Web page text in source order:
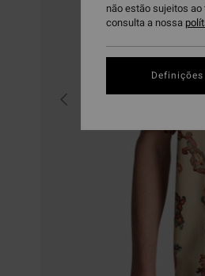
não estão sujeitos
consulta a nossa